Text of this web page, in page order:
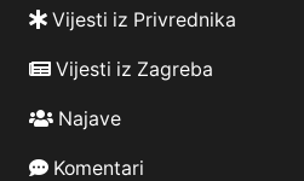
Vijesti iz Privrednika
Vijesti iz Zagreba
Najave
Komentari